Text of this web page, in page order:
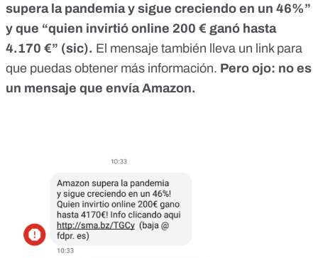
supera la pandemia y sigue creciendo en un 46%”
y que “quien invirtió online 200 € ganó hasta
4.170 €” (sic). El mensaje también lleva un link para
que puedas obtener más información. Pero ojo: no es
un mensaje que envía Amazon.